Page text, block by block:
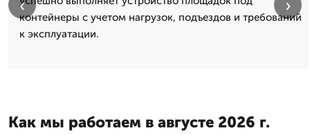
контейнеры с учетом нагрузок, подъездов и требований
к эксплуатации.
‹ ›
Как мы работаем в августе 2026 г.